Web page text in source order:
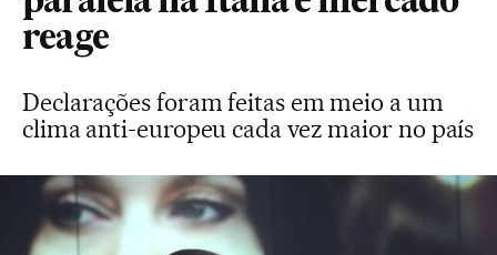
reage
Declarações foram feitas em meio a um
clima anti-europeu cada vez maior no país